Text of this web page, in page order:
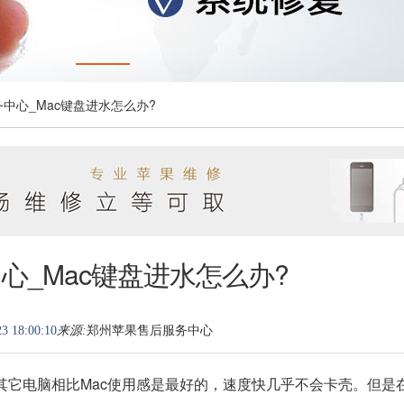
心_Mac键盘进水怎么办?
_Mac键盘进水怎么办?
18:00:10来源:郑州苹果售后服务中心
脑相比Mac使用感是最好的，速度快几乎不会卡壳。但是